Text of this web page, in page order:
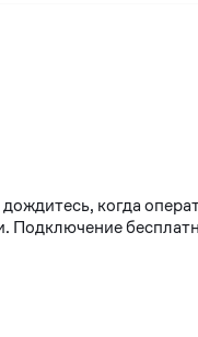
когда
Подключение